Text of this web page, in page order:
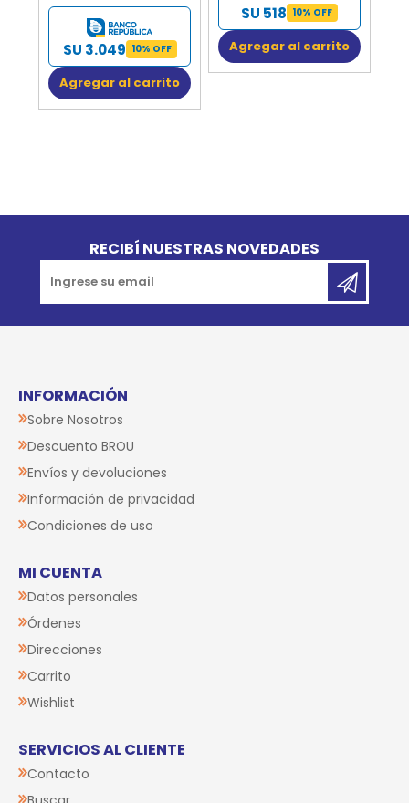
$U 3.049 10% OFF
Agregar al carrito
$U 518 10% OFF
Agregar al carrito
RECIBÍ NUESTRAS NOVEDADES
INFORMACIÓN
Sobre Nosotros
Descuento BROU
Envíos y devoluciones
Información de privacidad
Condiciones de uso
MI CUENTA
Datos personales
Órdenes
Direcciones
Carrito
Wishlist
SERVICIOS AL CLIENTE
Contacto